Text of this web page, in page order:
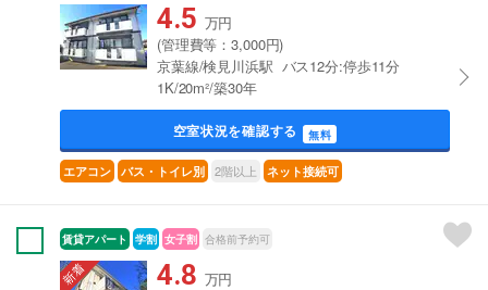
4.5 万円
(管理費等：3,000円)
京葉線/検見川浜駅 バス12分:停歩11分
1K/20m²/築30年
空室状況を確認する 無料
エアコン バス・トイレ別 2階以上 ネット接続可
賃貸アパート 学割 女子割 合格前予約可
4.8 万円